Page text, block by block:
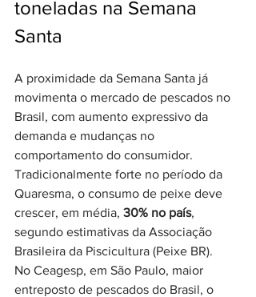
toneladas na Semana
Santa
A proximidade da Semana Santa já
movimenta o mercado de pescados no
Brasil, com aumento expressivo da
demanda e mudanças no
comportamento do consumidor.
Tradicionalmente forte no período da
Quaresma, o consumo de peixe deve
crescer, em média, 30% no país,
segundo estimativas da Associação
Brasileira da Piscicultura (Peixe BR).
No Ceagesp, em São Paulo, maior
entreposto de pescados do Brasil, o